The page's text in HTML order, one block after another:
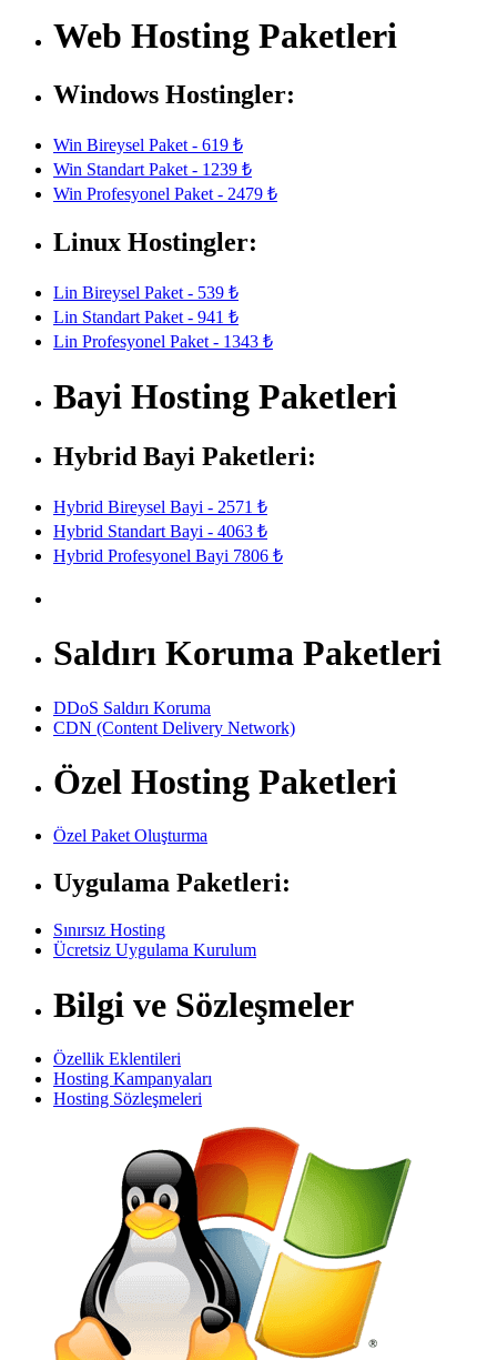
Web Hosting Paketleri
Windows Hostingler:
Win Bireysel Paket - 619 ₺
Win Standart Paket - 1239 ₺
Win Profesyonel Paket - 2479 ₺
Linux Hostingler:
Lin Bireysel Paket - 539 ₺
Lin Standart Paket - 941 ₺
Lin Profesyonel Paket - 1343 ₺
Bayi Hosting Paketleri
Hybrid Bayi Paketleri:
Hybrid Bireysel Bayi - 2571 ₺
Hybrid Standart Bayi - 4063 ₺
Hybrid Profesyonel Bayi 7806 ₺
Saldırı Koruma Paketleri
DDoS Saldırı Koruma
CDN (Content Delivery Network)
Özel Hosting Paketleri
Özel Paket Oluşturma
Uygulama Paketleri:
Sınırsız Hosting
Ücretsiz Uygulama Kurulum
Bilgi ve Sözleşmeler
Özellik Eklentileri
Hosting Kampanyaları
Hosting Sözleşmeleri